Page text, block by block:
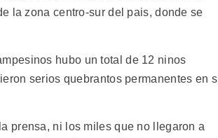
la zona centro-sur del pais, donde se
hubo un total de 12 ninos
serios quebrantos permanentes en
prensa, ni los miles que no llegaron a